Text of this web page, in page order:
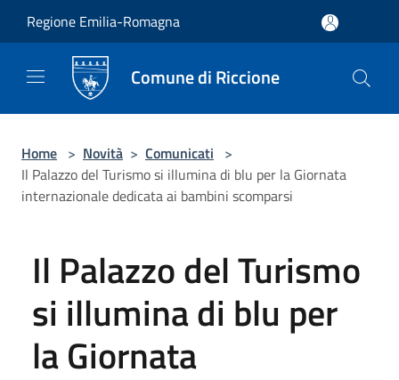
Regione Emilia-Romagna
Comune di Riccione
Home > Novità > Comunicati >
Il Palazzo del Turismo si illumina di blu per la Giornata
internazionale dedicata ai bambini scomparsi
Il Palazzo del Turismo
si illumina di blu per
la Giornata